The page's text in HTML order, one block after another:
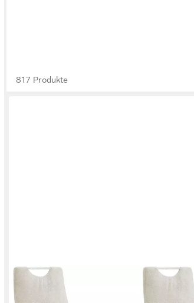
817 Produkte
HOME AFFAIRE
Esszimmerstuhl Milano